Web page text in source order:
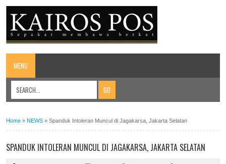
MENU
Home » NEWS » Spanduk Intoleran Muncul di Jagakarsa, Jakarta Selatan
SPANDUK INTOLERAN MUNCUL DI JAGAKARSA, JAKARTA SELATAN